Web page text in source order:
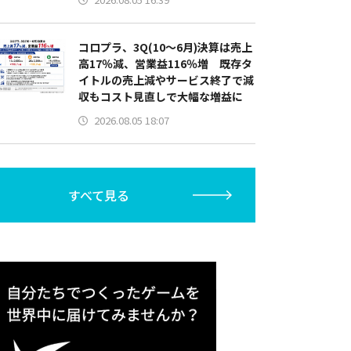
コロプラ、3Q(10～6月)決算は売上
高17％減、営業益116％増 既存タ
イトルの売上減やサービス終了で減
収もコスト見直しで大幅な増益に
2026.08.05 18:07
すべて見る